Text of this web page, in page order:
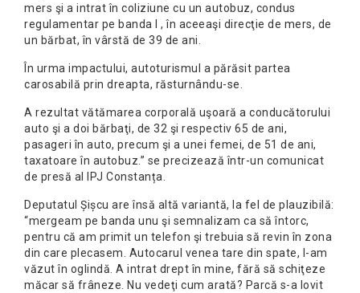
mers şi a intrat în coliziune cu un autobuz, condus
regulamentar pe banda I , în aceeaşi direcţie de mers, de
un bărbat, în vârstă de 39 de ani.
În urma impactului, autoturismul a părăsit partea
carosabilă prin dreapta, răsturnându-se.
A rezultat vătămarea corporală uşoară a conducătorului
auto şi a doi bărbaţi, de 32 şi respectiv 65 de ani,
pasageri în auto, precum şi a unei femei, de 51 de ani,
taxatoare în autobuz.” se precizează într-un comunicat
de presă al IPJ Constanța.
Deputatul Șișcu are însă altă variantă, la fel de plauzibilă:
“mergeam pe banda unu şi semnalizam ca să întorc,
pentru că am primit un telefon şi trebuia să revin în zona
din care plecasem. Autocarul venea tare din spate, l-am
văzut în oglindă. A intrat drept în mine, fără să schiţeze
măcar să frâneze. Nu vedeţi cum arată? Parcă s-a lovit